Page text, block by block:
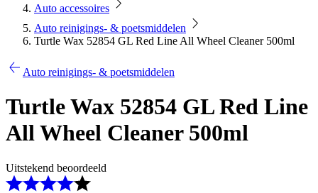
Auto accessoires
Auto reinigings- & poetsmiddelen
Turtle Wax 52854 GL Red Line All Wheel Cleaner 500ml
Auto reinigings- & poetsmiddelen
Turtle Wax 52854 GL Red Line
All Wheel Cleaner 500ml
Uitstekend beoordeeld